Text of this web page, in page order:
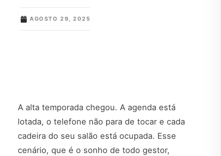
AGOSTO 29, 2025
A alta temporada chegou. A agenda está
lotada, o telefone não para de tocar e cada
cadeira do seu salão está ocupada. Esse
cenário, que é o sonho de todo gestor,